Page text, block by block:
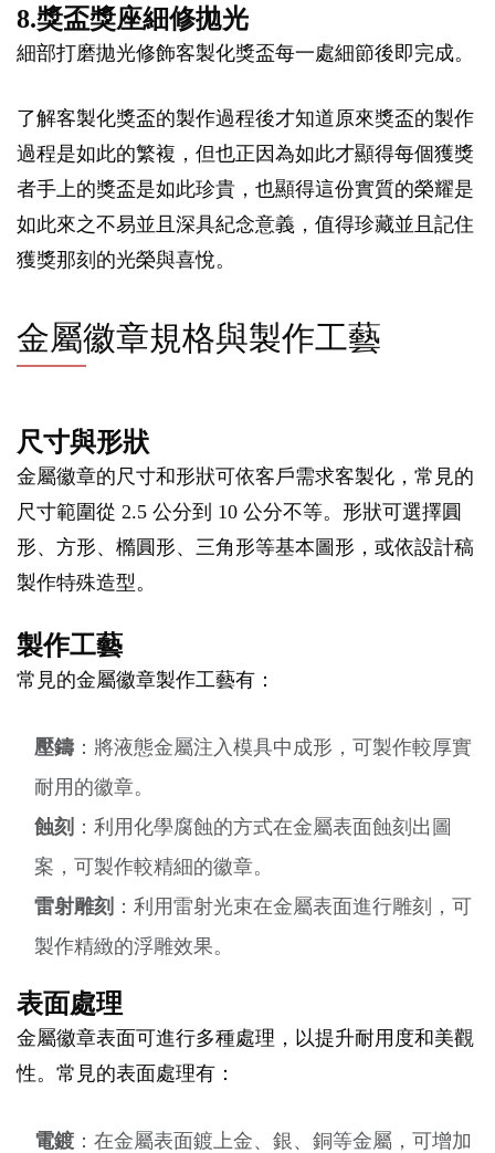
8.獎盃獎座細修拋光
細部打磨拋光修飾客製化獎盃每一處細節後即完成。
了解客製化獎盃的製作過程後才知道原來獎盃的製作
過程是如此的繁複，但也正因為如此才顯得每個獲獎
者手上的獎盃是如此珍貴，也顯得這份實質的榮耀是
如此來之不易並且深具紀念意義，值得珍藏並且記住
獲獎那刻的光榮與喜悅。
金屬徽章規格與製作工藝
尺寸與形狀
金屬徽章的尺寸和形狀可依客戶需求客製化，常見的
尺寸範圍從 2.5 公分到 10 公分不等。形狀可選擇圓
形、方形、橢圓形、三角形等基本圖形，或依設計稿
製作特殊造型。
製作工藝
常見的金屬徽章製作工藝有：
壓鑄 ：將液態金屬注入模具中成形，可製作較厚實
耐用的徽章。
蝕刻 ：利用化學腐蝕的方式在金屬表面蝕刻出圖
案，可製作較精細的徽章。
雷射雕刻 ：利用雷射光束在金屬表面進行雕刻，可
製作精緻的浮雕效果。
表面處理
金屬徽章表面可進行多種處理，以提升耐用度和美觀
性。常見的表面處理有：
電鍍 ：在金屬表面鍍上金、銀、銅等金屬，可增加